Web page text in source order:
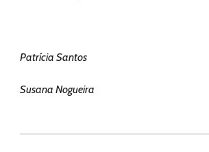
Patrícia Santos
Susana Nogueira